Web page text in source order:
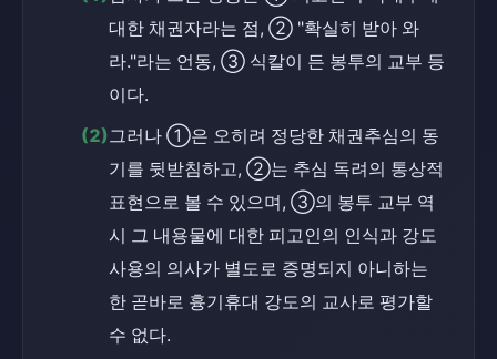
대한 채권자라는 점, ② "확실히 받아 와
라."라는 언동, ③ 식칼이 든 봉투의 교부 등
이다.
(2)그러나 ①은 오히려 정당한 채권추심의 동
기를 뒷받침하고, ②는 추심 독려의 통상적
표현으로 볼 수 있으며, ③의 봉투 교부 역
시 그 내용물에 대한 피고인의 인식과 강도
사용의 의사가 별도로 증명되지 아니하는
한 곧바로 흉기휴대 강도의 교사로 평가할
수 없다.